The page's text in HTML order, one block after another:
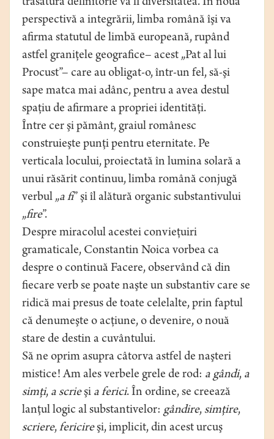
trăsătură definitorie va fi diversitatea. În noua
perspectivă a integrării, limba română îşi va
afirma statutul de limbă europeană, rupând
astfel graniţele geografice– acest „Pat al lui
Procust”– care au obligat-o, într-un fel, să-şi
sape matca mai adânc, pentru a avea destul
spaţiu de afirmare a propriei identităţi.
Între cer şi pământ, graiul românesc
construieşte punţi pentru eternitate. Pe
verticala locului, proiectată în lumina solară a
unui răsărit continuu, limba română conjugă
verbul „a fi” şi îl alătură organic substantivului
„fire”.
Despre miracolul acestei convieţuiri
gramaticale, Constantin Noica vorbea ca
despre o continuă Facere, observând că din
fiecare verb se poate naşte un substantiv care se
ridică mai presus de toate celelalte, prin faptul
că denumeşte o acţiune, o devenire, o nouă
stare de destin a cuvântului.
Să ne oprim asupra câtorva astfel de naşteri
mistice! Am ales verbele grele de rod: a gândi, a
simţi, a scrieşi a ferici. În ordine, se creează
lanţul logic al substantivelor: gândire, simţire,
scriere,fericireşi, implicit, din acest urcuş